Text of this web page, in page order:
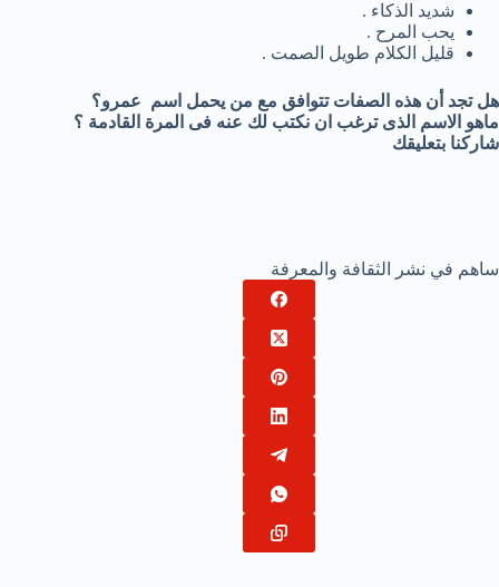
شديد الذكاء .
يحب المرح .
قليل الكلام طويل الصمت .
هل تجد أن هذه الصفات تتوافق مع من يحمل اسم عمرو؟
ماهو الاسم الذى ترغب ان نكتب لك عنه فى المرة القادمة ؟
شاركنا بتعليقك
ساهم في نشر الثقافة والمعرفة